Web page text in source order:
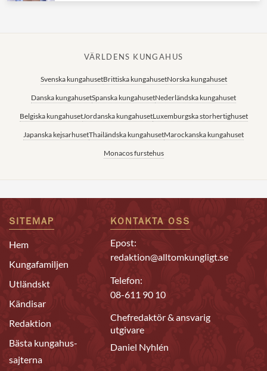
VÄRLDENS KUNGAHUS
Svenska kungahusetBrittiska kungahusetNorska kungahuset
Danska kungahusetSpanska kungahusetNederländska kungahuset
Belgiska kungahusetJordanska kungahusetLuxemburgska storhertighuset
Japanska kejsarhusetThailändska kungahusetMarockanska kungahuset
Monacos furstehus
SITEMAP
Hem
Kungafamiljen
Utländskt
Kändisar
Redaktion
Bästa kungahus-
sajterna
KONTAKTA OSS
Epost:
redaktion@alltomkungligt.se
Telefon:
08-611 90 10
Chefredaktör & ansvarig
utgivare
Daniel Nyhlén